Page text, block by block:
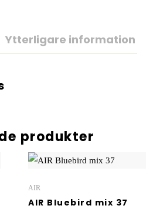
Ytterligare information
produkter
AIR
AIR Bluebird mix 37